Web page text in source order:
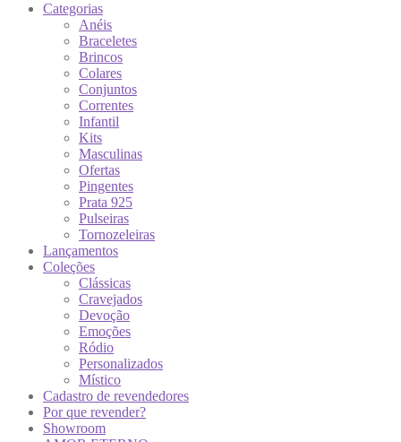
Categorias
Anéis
Braceletes
Brincos
Colares
Conjuntos
Correntes
Infantil
Kits
Masculinas
Ofertas
Pingentes
Prata 925
Pulseiras
Tornozeleiras
Lançamentos
Coleções
Clássicas
Cravejados
Devoção
Emoções
Ródio
Personalizados
Místico
Cadastro de revendedores
Por que revender?
Showroom